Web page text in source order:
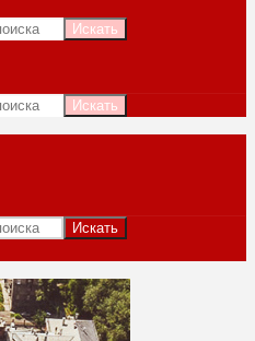
Искать
Искать
Искать